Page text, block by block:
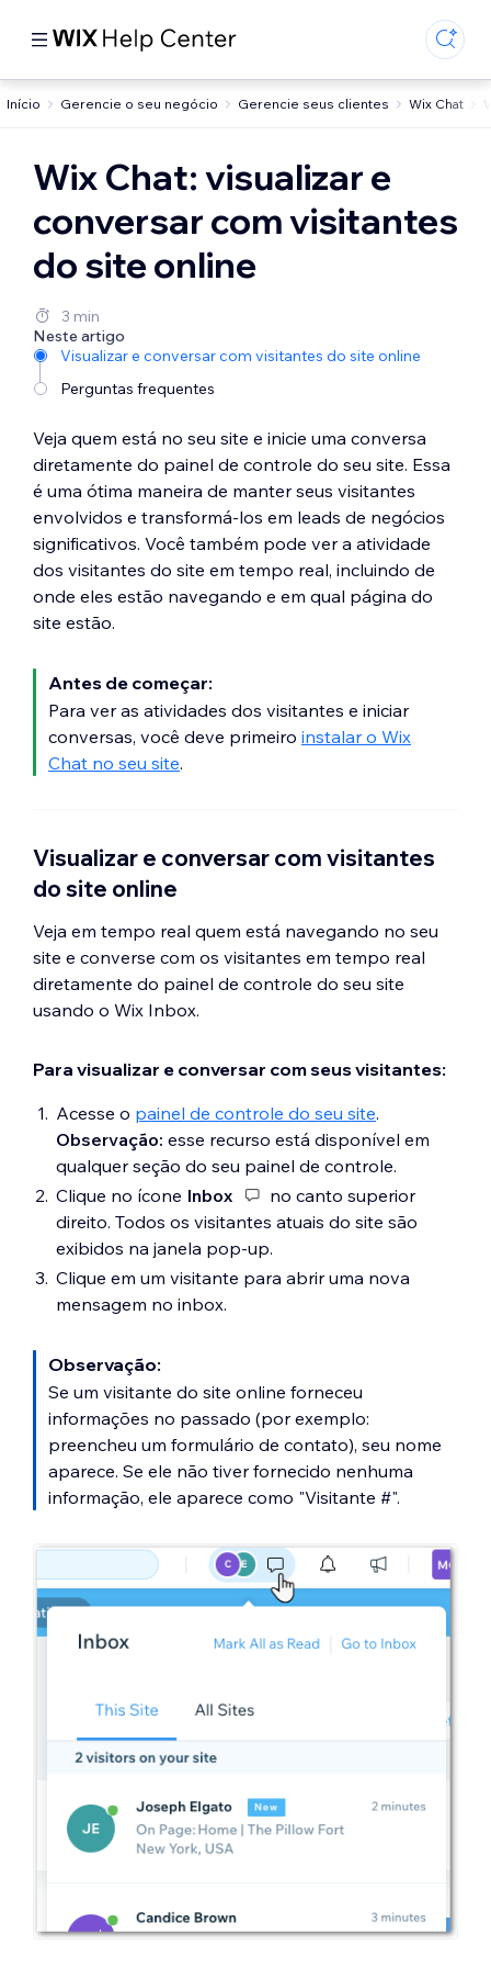
Início Gerencie o seu negócio Gerencie seus clientes Wix Chat
Wix Chat: visualizar e
conversar com visitantes
do site online
3 min
Neste artigo
Visualizar e conversar com visitantes do site online
Perguntas frequentes
Veja quem está no seu site e inicie uma conversa
diretamente do painel de controle do seu site. Essa
é uma ótima maneira de manter seus visitantes
envolvidos e transformá-los em leads de negócios
significativos. Você também pode ver a atividade
dos visitantes do site em tempo real, incluindo de
onde eles estão navegando e em qual página do
site estão.
Antes de começar:
Para ver as atividades dos visitantes e iniciar
conversas, você deve primeiro instalar o Wix
Chat no seu site.
Visualizar e conversar com visitantes
do site online
Veja em tempo real quem está navegando no seu
site e converse com os visitantes em tempo real
diretamente do painel de controle do seu site
usando o Wix Inbox.
Para visualizar e conversar com seus visitantes:
Acesse o painel de controle do seu site.
Observação: esse recurso está disponível em
qualquer seção do seu painel de controle.
Clique no ícone Inbox
no canto superior
direito. Todos os visitantes atuais do site são
exibidos na janela pop-up.
Clique em um visitante para abrir uma nova
mensagem no inbox.
Observação:
Se um visitante do site online forneceu
informações no passado (por exemplo:
preencheu um formulário de contato), seu nome
aparece. Se ele não tiver fornecido nenhuma
informação, ele aparece como "Visitante #".